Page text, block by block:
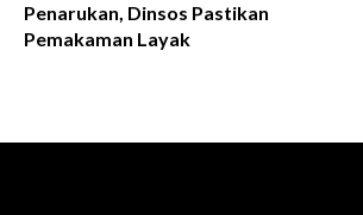
Penarukan, Dinsos Pastikan
Pemakaman Layak